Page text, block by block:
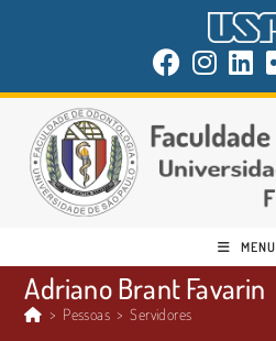
MENU
Adriano Brant Favarin
> Pessoas > Servidores